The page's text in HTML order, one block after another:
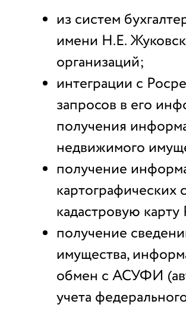
из систем
имени Н.Е.
организаций;
интеграции с
запросов в его
получения
недвижимого
получение
картографических
кадастровую
получение
имущества,
обмен с АСУФИ
учета